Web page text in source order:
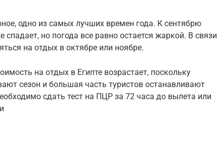
одно из самых лучших времен года. К сентябрю
спадает, но погода все равно остается жаркой. В связи
на отдых в октябре или ноябре.
на отдых в Египте возрастает, поскольку
сезон и большая часть туристов останавливают
сдать тест на ПЦР за 72 часа до вылета или